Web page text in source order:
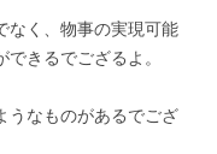
なく、物事の実現可能
きるでござるよ。
うなものがあるでござ